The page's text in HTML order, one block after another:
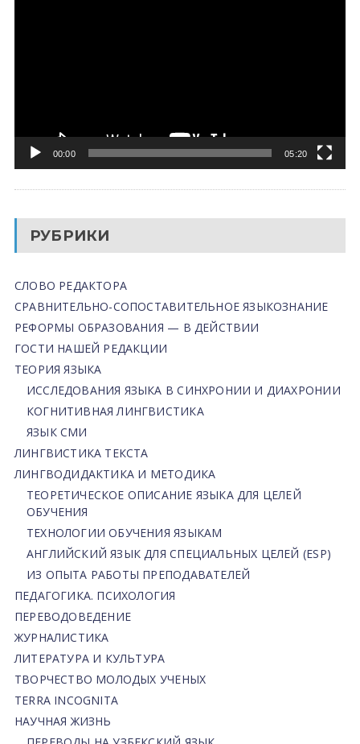
00:00 05:20
РУБРИКИ
СЛОВО РЕДАКТОРА
СРАВНИТЕЛЬНО-СОПОСТАВИТЕЛЬНОЕ ЯЗЫКОЗНАНИЕ
РЕФОРМЫ ОБРАЗОВАНИЯ — В ДЕЙСТВИИ
ГОСТИ НАШЕЙ РЕДАКЦИИ
ТЕОРИЯ ЯЗЫКА
ИССЛЕДОВАНИЯ ЯЗЫКА В СИНХРОНИИ И ДИАХРОНИИ
КОГНИТИВНАЯ ЛИНГВИСТИКА
ЯЗЫК СМИ
ЛИНГВИСТИКА ТЕКСТА
ЛИНГВОДИДАКТИКА И МЕТОДИКА
ТЕОРЕТИЧЕСКОЕ ОПИСАНИЕ ЯЗЫКА ДЛЯ ЦЕЛЕЙ
ОБУЧЕНИЯ
ТЕХНОЛОГИИ ОБУЧЕНИЯ ЯЗЫКАМ
АНГЛИЙСКИЙ ЯЗЫК ДЛЯ СПЕЦИАЛЬНЫХ ЦЕЛЕЙ (ESP)
ИЗ ОПЫТА РАБОТЫ ПРЕПОДАВАТЕЛЕЙ
ПЕДАГОГИКА. ПСИХОЛОГИЯ
ПЕРЕВОДОВЕДЕНИЕ
ЖУРНАЛИСТИКА
ЛИТЕРАТУРА И КУЛЬТУРА
ТВОРЧЕСТВО МОЛОДЫХ УЧЕНЫХ
TERRA INCOGNITA
НАУЧНАЯ ЖИЗНЬ